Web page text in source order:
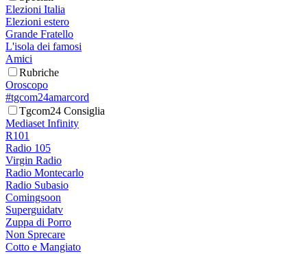
Elezioni Italia
Elezioni estero
Grande Fratello
L'isola dei famosi
Amici
Rubriche
Oroscopo
#tgcom24amarcord
Tgcom24 Consiglia
Mediaset Infinity
R101
Radio 105
Virgin Radio
Radio Montecarlo
Radio Subasio
Comingsoon
Superguidatv
Zuppa di Porro
Non Sprecare
Cotto e Mangiato